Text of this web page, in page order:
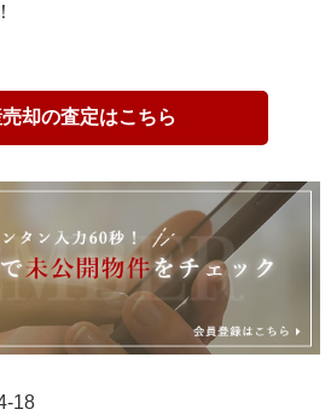
却の査定はこちら
18